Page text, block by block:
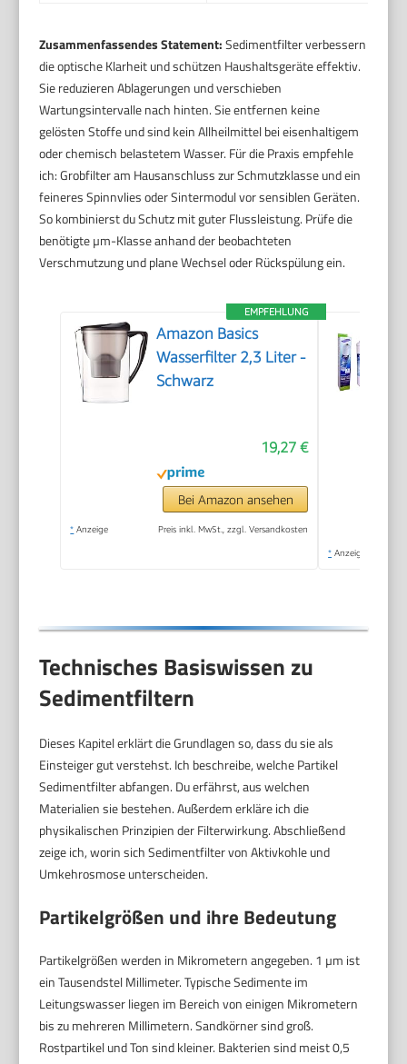
Zusammenfassendes Statement:Sedimentfilter verbessern
die optische Klarheit und schützen Haushaltsgeräte effektiv.
Sie reduzieren Ablagerungen und verschieben
Wartungsintervalle nach hinten. Sie entfernen keine
gelösten Stoffe und sind kein Allheilmittel bei eisenhaltigem
oder chemisch belastetem Wasser. Für die Praxis empfehle
ich: Grobfilter am Hausanschluss zur Schmutzklasse und ein
feineres Spinnvlies oder Sintermodul vor sensiblen Geräten.
So kombinierst du Schutz mit guter Flussleistung. Prüfe die
benötigte µm-Klasse anhand der beobachteten
Verschmutzung und plane Wechsel oder Rückspülung ein.
EMPFEHLUNG
Amazon Basics
Wasserfilter 2,3 Liter -
Schwarz
19,27 €
Bei Amazon ansehen
* Anzeige Preis inkl. MwSt., zzgl. Versandkosten
* Anzeige
Technisches Basiswissen zu
Sedimentfiltern
Dieses Kapitel erklärt die Grundlagen so, dass du sie als
Einsteiger gut verstehst. Ich beschreibe, welche Partikel
Sedimentfilter abfangen. Du erfährst, aus welchen
Materialien sie bestehen. Außerdem erkläre ich die
physikalischen Prinzipien der Filterwirkung. Abschließend
zeige ich, worin sich Sedimentfilter von Aktivkohle und
Umkehrosmose unterscheiden.
Partikelgrößen und ihre Bedeutung
Partikelgrößen werden in Mikrometern angegeben. 1 µm ist
ein Tausendstel Millimeter. Typische Sedimente im
Leitungswasser liegen im Bereich von einigen Mikrometern
bis zu mehreren Millimetern. Sandkörner sind groß.
Rostpartikel und Ton sind kleiner. Bakterien sind meist 0,5